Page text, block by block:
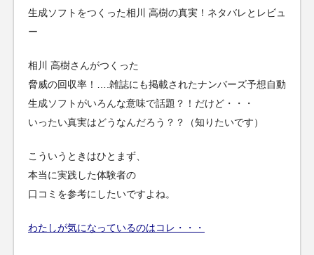
生成ソフトをつくった相川 高樹の真実！ネタバレとレビュ
ー
相川 高樹さんがつくった
脅威の回収率！….雑誌にも掲載されたナンバーズ予想自動
生成ソフトがいろんな意味で話題？！だけど・・・
いったい真実はどうなんだろう？？（知りたいです）
こういうときはひとまず、
本当に実践した体験者の
口コミを参考にしたいですよね。
わたしが気になっているのはコレ・・・